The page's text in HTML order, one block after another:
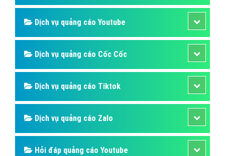
Dịch vụ quảng cáo Youtube
Dịch vụ quảng cáo Cốc Cốc
Dịch vụ quảng cáo Tiktok
Dịch vụ quảng cáo Zalo
Hỏi đáp quảng cáo Youtube